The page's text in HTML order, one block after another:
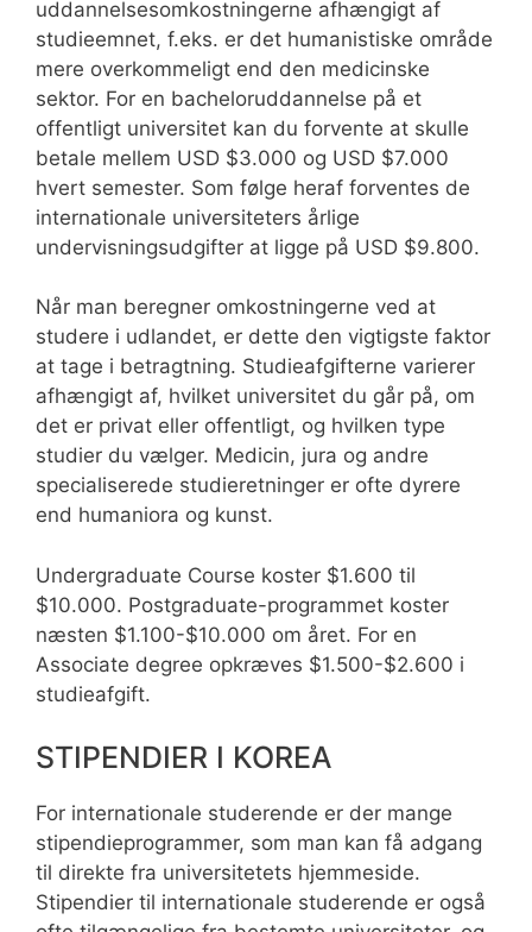
uddannelsesomkostningerne afhængigt af
studieemnet, f.eks. er det humanistiske område
mere overkommeligt end den medicinske
sektor. For en bacheloruddannelse på et
offentligt universitet kan du forvente at skulle
betale mellem USD $3.000 og USD $7.000
hvert semester. Som følge heraf forventes de
internationale universiteters årlige
undervisningsudgifter at ligge på USD $9.800.
Når man beregner omkostningerne ved at
studere i udlandet, er dette den vigtigste faktor
at tage i betragtning. Studieafgifterne varierer
afhængigt af, hvilket universitet du går på, om
det er privat eller offentligt, og hvilken type
studier du vælger. Medicin, jura og andre
specialiserede studieretninger er ofte dyrere
end humaniora og kunst.
Undergraduate Course koster $1.600 til
$10.000. Postgraduate-programmet koster
næsten $1.100-$10.000 om året. For en
Associate degree opkræves $1.500-$2.600 i
studieafgift.
STIPENDIER I KOREA
For internationale studerende er der mange
stipendieprogrammer, som man kan få adgang
til direkte fra universitetets hjemmeside.
Stipendier til internationale studerende er også